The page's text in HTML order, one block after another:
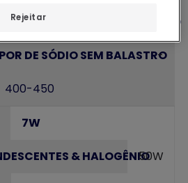
-
400-450
7W
50W
Rejeitar